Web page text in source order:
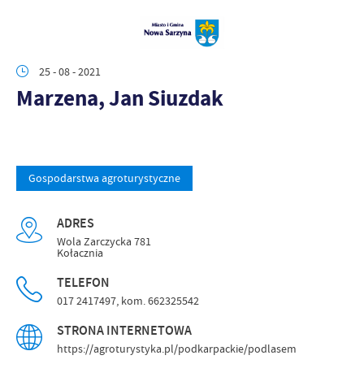
25 - 08 - 2021
Marzena, Jan Siuzdak
Gospodarstwa agroturystyczne
ADRES
Wola Zarczycka 781
Kołacznia
TELEFON
017 2417497, kom. 662325542
STRONA INTERNETOWA
https://agroturystyka.pl/podkarpackie/podlasem